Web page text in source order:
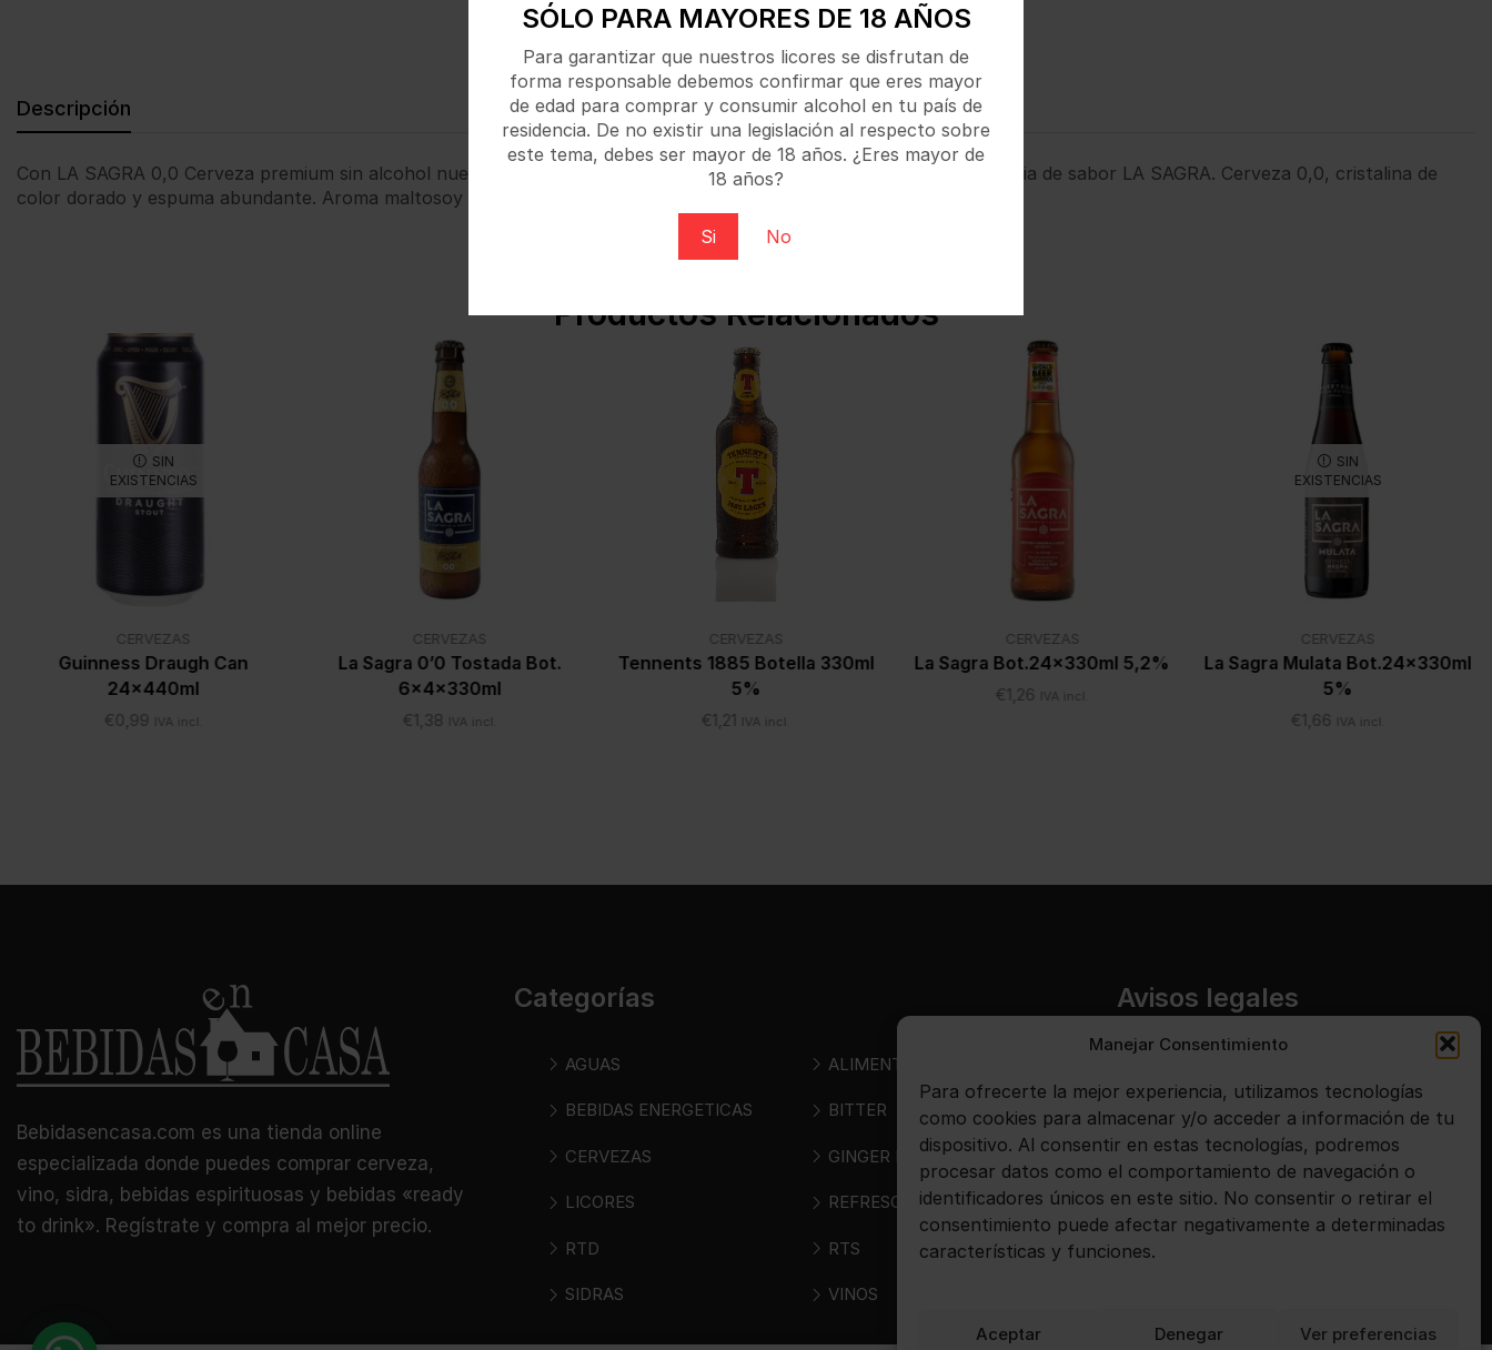
Manejar Consentimiento
Para ofrecerte la mejor experiencia, utilizamos tecnologías
como cookies para almacenar y/o acceder a información de tu
dispositivo. Al consentir en estas tecnologías, podremos
procesar datos como el comportamiento de navegación o
identificadores únicos en este sitio. No consentir o retirar el
consentimiento puede afectar negativamente a determinadas
características y funciones.
Aceptar Denegar Ver preferencias
SÓLO PARA MAYORES DE 18 AÑOS
Para garantizar que nuestros licores se disfrutan de
forma responsable debemos confirmar que eres mayor
de edad para comprar y consumir alcohol en tu país de
residencia. De no existir una legislación al respecto sobre
este tema, debes ser mayor de 18 años. ¿Eres mayor de
18 años?
Si No
Descripción
Con LA SAGRA 0,0 Cerveza premium sin alcohol nuestros maestros de la fusión te aseguran una autentica experiencia de sabor LA SAGRA. Cerveza 0,0, cristalina de
color dorado y espuma abundante. Aroma maltosoy floral. Sabor ligero, amargo y lupulado, con final dulce.
Productos Relacionados
SIN
EXISTENCIAS
CERVEZAS
Guinness Draugh Can
24x440ml
€ 0,99 IVA incl.
CERVEZAS
La Sagra 0’0 Tostada Bot.
6x4x330ml
€ 1,38 IVA incl.
CERVEZAS
Tennents 1885 Botella 330ml
5%
€ 1,21 IVA incl.
CERVEZAS
La Sagra Bot.24x330ml 5,2%
€ 1,26 IVA incl.
SIN
EXISTENCIAS
CERVEZAS
La Sagra Mulata Bot.24x330ml
5%
€ 1,66 IVA incl.
Bebidasencasa.com es una tienda online
especializada donde puedes comprar cerveza,
vino, sidra, bebidas espirituosas y bebidas «ready
to drink». Regístrate y compra al mejor precio.
Categorías
AGUAS ALIMENTOS
BEBIDAS ENERGETICAS BITTER
CERVEZAS GINGER BEER
LICORES REFRESCOS
RTD RTS
SIDRAS VINOS
Avisos legales
Aviso legal
Política de privacidad
Política de cookies